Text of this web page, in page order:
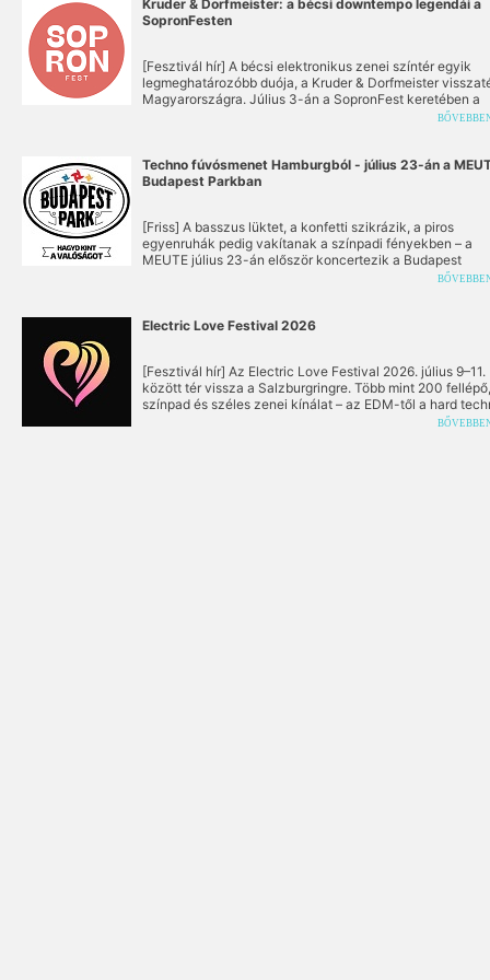
a már korábban bejelentett Timmy Trumpet, valamint a
arénasztárok, élő legendák és az új generáció kedvencei
Kruder & Dorfmeister: a bécsi downtempo legendái a
SopronFesten
[Fesztivál hír] A bécsi elektronikus zenei színtér egyik
legmeghatározóbb duója, a Kruder & Dorfmeister
Magyarországra. Július 3-án a SopronFest keretében a
Lővérekben lépnek színpadra, ahol aznap többek között
Techno fúvósmenet Hamburgból - július 23-án a
Budapest Parkban
[Friss] A basszus lüktet, a konfetti szikrázik, a piros
egyenruhák pedig vakítanak a színpadi fényekben – a
MEUTE július 23-án először koncertezik a Budapest
Parkban! A hamburgi “techno marching band” 2015 óta
ötvözi a rézfúvós hangzással - ráadásul kizárólag
Electric Love Festival 2026
[Fesztivál hír] Az Electric Love Festival 2026. július 9–11.
között tér vissza a Salzburgringre. Több mint 200
színpad és széles zenei kínálat – az EDM-től a hard
és bass musicon át a hip-hopig – garantálja a